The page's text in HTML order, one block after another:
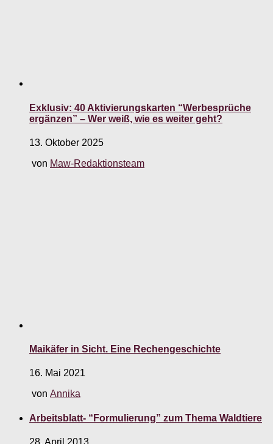
Exklusiv: 40 Aktivierungskarten “Werbesprüche
ergänzen” – Wer weiß, wie es weiter geht?
13. Oktober 2025
von Maw-Redaktionsteam
Maikäfer in Sicht. Eine Rechengeschichte
16. Mai 2021
von Annika
Arbeitsblatt- “Formulierung” zum Thema Waldtiere
28. April 2013